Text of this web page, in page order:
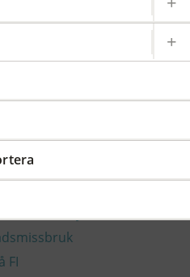
av ett särskilt
visselblåsare behöver
till företaget, till
eller
finns även för
till företaget.
som hanteras
FI